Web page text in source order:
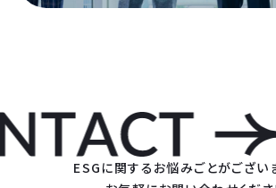
ESGに関するお悩みごとがござい